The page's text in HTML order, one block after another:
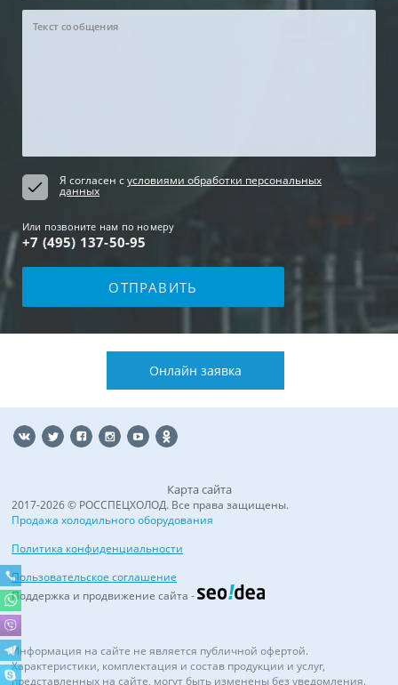
Я согласен сусловиями обработки персональных
данных
Или позвоните нам по номеру
+7 (495) 137-50-95
Онлайн заявка
2017-2026 © РОССПЕЦХОЛОД. Все права защищены.
Продажа холодильного оборудования
Политика конфиденциальности
Пользовательское соглашение
Карта сайта
Поддержка и продвижение сайта -
Информация на сайте не является публичной офертой.
Характеристики, комплектация и состав продукции и услуг,
представленных на сайте, могут быть изменены без уведомления.